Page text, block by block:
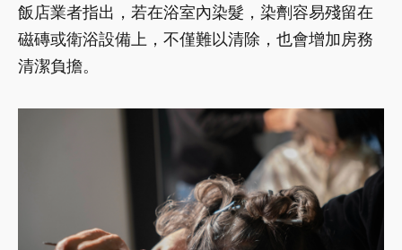
飯店業者指出，若在浴室內染髮，染劑容易殘留在
磁磚或衛浴設備上，不僅難以清除，也會增加房務
清潔負擔。